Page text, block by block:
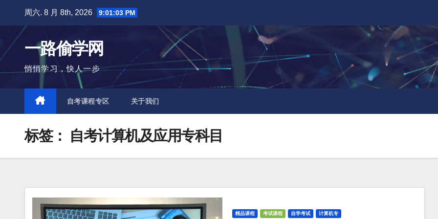
容
周六. 8 月 8th, 2026 9:01:03 PM
一路偷学网
悄悄学习，快人一步
自考课程专区 关于我们
标签： 自考计算机及应用专科目
精品课程 考试课程 自学考试 计算机专